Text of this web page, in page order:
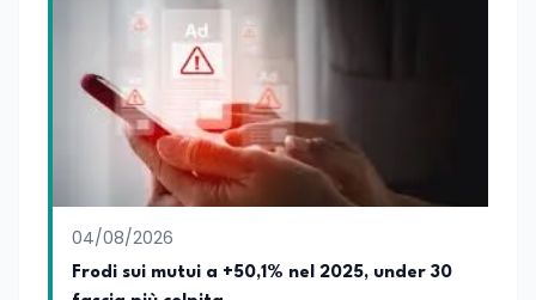
strategica e competenza tecnologica
con una vocazione per il dialogo
istituzionale e la ricerca applicata.
04/08/2026
Frodi sui mutui a +50,1% nel 2025, under 30